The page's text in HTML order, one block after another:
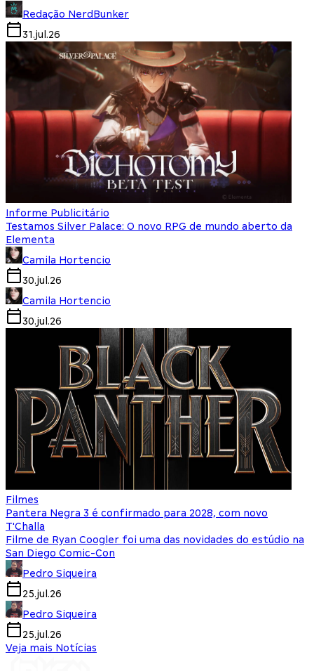
Redação NerdBunker
31.jul.26
Informe Publicitário
Testamos Silver Palace: O novo RPG de mundo aberto da
Elementa
Camila Hortencio
30.jul.26
Camila Hortencio
30.jul.26
Filmes
Pantera Negra 3 é confirmado para 2028, com novo
T'Challa
Filme de Ryan Coogler foi uma das novidades do estúdio na
San Diego Comic-Con
Pedro Siqueira
25.jul.26
Pedro Siqueira
25.jul.26
Veja mais Notícias